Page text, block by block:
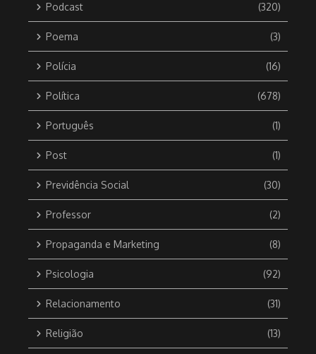
Podcast (320)
Poema (3)
Polícia (16)
Política (678)
Português (1)
Post (1)
Previdência Social (30)
Professor (2)
Propaganda e Marketing (8)
Psicologia (92)
Relacionamento (31)
Religião (13)